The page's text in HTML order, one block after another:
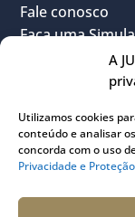
A
Utilizamos cookies
conteúdo e analisar
concorda com o uso
Privacidade e
Fale conosco
Faça uma
Sou Participante
Sou Instituidora
Conheça o
Quem pode